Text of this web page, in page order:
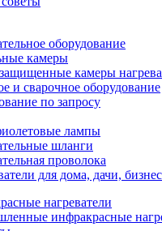
оборудование
камеры
камеры
и сварочное оборудование
по запросу
лампы
шланги
проволока
для дома, дачи,
нагреватели
инфракрасные